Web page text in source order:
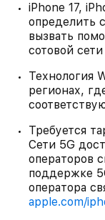
iPhone 17,
определить
вызвать
сотовой
Технология
регионах,
Требуется
Сети 5G
операторов
поддержке
оператора
apple.com/